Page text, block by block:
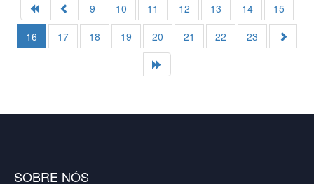
9 10 11 12 13 14
15
16
17 18 19 20 21 22 23
SOBRE NÓS